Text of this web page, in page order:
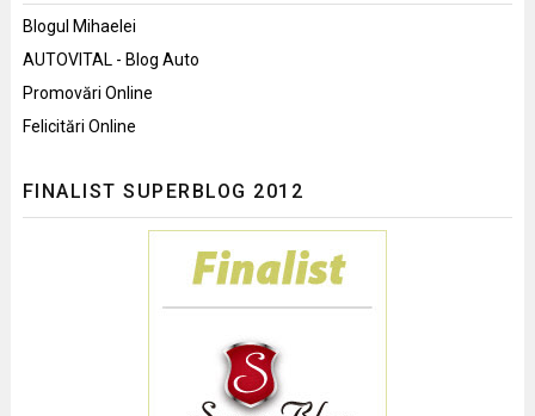
Blogul Mihaelei
AUTOVITAL - Blog Auto
Promovări Online
Felicitări Online
FINALIST SUPERBLOG 2012